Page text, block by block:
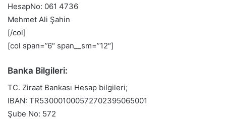
HesapNo: 061 4736
Mehmet Ali Şahin
[/col]
[col span=”6″ span__sm=”12″]
Banka Bilgileri:
TC. Ziraat Bankası Hesap bilgileri;
IBAN: TR530001000572702395065001
Şube No: 572